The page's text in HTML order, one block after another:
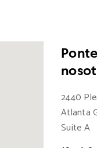
2440
Atlanta
Suite A